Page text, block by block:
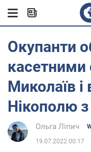
Окупанти
Миколаїв
Нікополю
Ольга Ліпич
19.07.2022 00:17